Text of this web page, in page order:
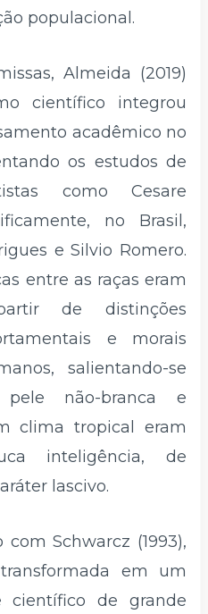
populacional.
Almeida (2019)
científico integrou
acadêmico no
os estudos de
como Cesare
no Brasil,
e Silvio Romero.
entre as raças eram
de distinções
e morais
salientando-se
não-branca e
clima tropical eram
inteligência, de
lascivo.
com Schwarcz (1993),
em um
científico de grande